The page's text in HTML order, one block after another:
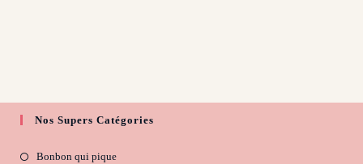
Nos Supers Catégories
Bonbon qui pique